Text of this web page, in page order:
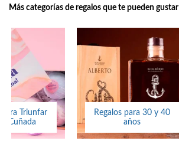
Más categorías de regalos que te pueden gustar
para Triunfar
Cuñada
Regalos para 30 y 40
años